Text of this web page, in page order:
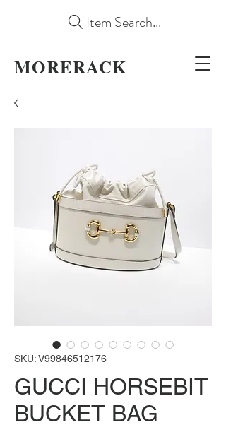
MORERACK
Item Search...
SKU: V99846512176
GUCCI HORSEBIT
BUCKET BAG